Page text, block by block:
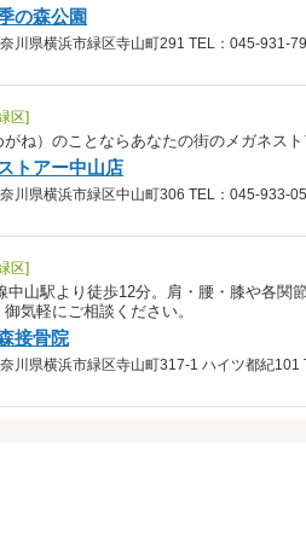
の森公園
川県横浜市緑区寺山町291 TEL：045-931-
区]
がね）のことならあなたの街のメガネス
トアー中山店
川県横浜市緑区中山町306 TEL：045-933-
区]
中山駅より徒歩12分。肩・腰・膝や各関
御気軽にご相談ください。
接骨院
川県横浜市緑区寺山町317-1 ハイツ都紀